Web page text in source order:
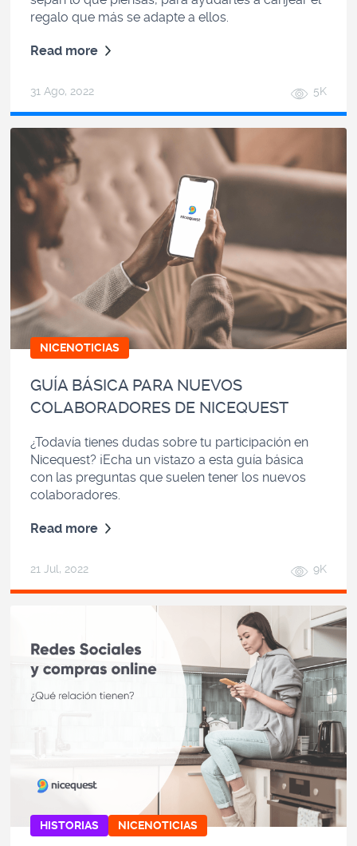
regalo que más se adapte a ellos.
Read more
31 Ago, 2022 5K
NICENOTICIAS
GUÍA BÁSICA PARA NUEVOS
COLABORADORES DE NICEQUEST
¿Todavía tienes dudas sobre tu participación en
Nicequest? ¡Echa un vistazo a esta guía básica
con las preguntas que suelen tener los nuevos
colaboradores.
Read more
21 Jul, 2022 9K
HISTORIAS NICENOTICIAS